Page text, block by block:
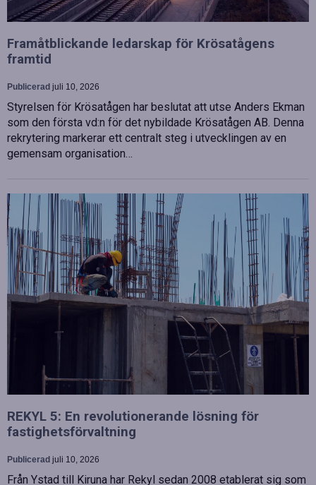
Framåtblickande ledarskap för Krösatågens
framtid
Publicerad juli 10, 2026
Styrelsen för Krösatågen har beslutat att utse Anders Ekman
som den första vd:n för det nybildade Krösatågen AB. Denna
rekrytering markerar ett centralt steg i utvecklingen av en
gemensam organisation…
REKYL 5: En revolutionerande lösning för
fastighetsförvaltning
Publicerad juli 10, 2026
Från Ystad till Kiruna har Rekyl sedan 2008 etablerat sig som